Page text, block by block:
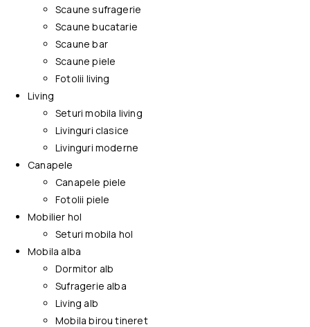
Scaune sufragerie
Scaune bucatarie
Scaune bar
Scaune piele
Fotolii living
Living
Seturi mobila living
Livinguri clasice
Livinguri moderne
Canapele
Canapele piele
Fotolii piele
Mobilier hol
Seturi mobila hol
Mobila alba
Dormitor alb
Sufragerie alba
Living alb
Mobila birou tineret